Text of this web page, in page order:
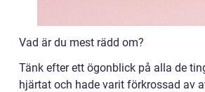
Vad är du mest rädd om?
Tänk efter ett ögonblick på alla de
hjärtat och hade varit förkrossad av